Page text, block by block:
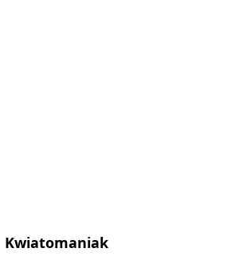
Kwiatomaniak